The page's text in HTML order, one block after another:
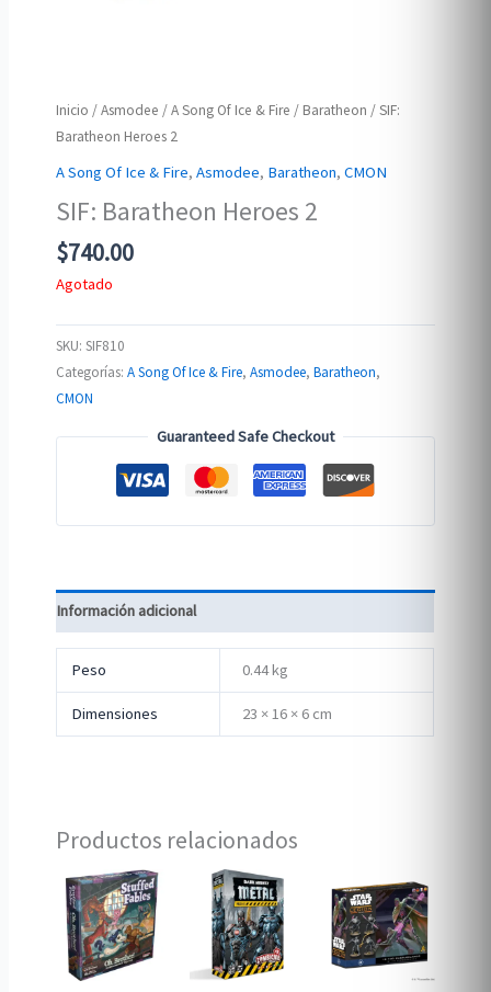
Inicio /Asmodee /A Song Of Ice & Fire / Baratheon / SIF:
Baratheon Heroes 2
A Song Of Ice & Fire,Asmodee, Baratheon,CMON
SIF: Baratheon Heroes 2
$740.00
Agotado
SKU:SIF810
Categorías:A Song Of Ice & Fire,Asmodee,Baratheon,
CMON
Guaranteed Safe Checkout
Información adicional
Peso 0.44 kg
Dimensiones 23 × 16 × 6 cm
Productos relacionados